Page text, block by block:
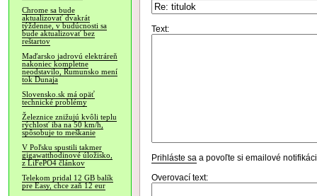
Chrome sa bude
aktualizovať dvakrát
týždenne, v budúcnosti sa
bude aktualizovať bez
reštartov
Maďarsko jadrovú elektráreň
nakoniec kompletne
neodstavilo, Rumunsko mení
tok Dunaja
Slovensko.sk má opäť
technické problémy
Železnice znižujú kvôli teplu
rýchlosť iba na 50 km/h,
spôsobuje to meškanie
V Poľsku spustili takmer
gigawatthodinové úložisko,
z LiFePO4 článkov
Telekom pridal 12 GB balík
pre Easy, chce zaň 12 eur
Text:
Prihláste sa a povoľte si emailové
Overovací text: